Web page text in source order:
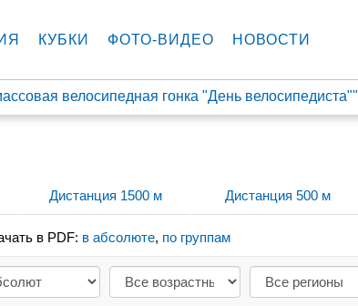
КУБКИ ФОТО-ВИДЕО НОВОСТИ
велосипедная гонка "День велосипедиста""
Дистанция 1500 м Дистанция 500 м
в PDF: в абсолюте, по группам